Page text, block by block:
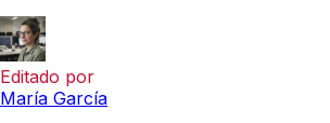
Editado por
María García